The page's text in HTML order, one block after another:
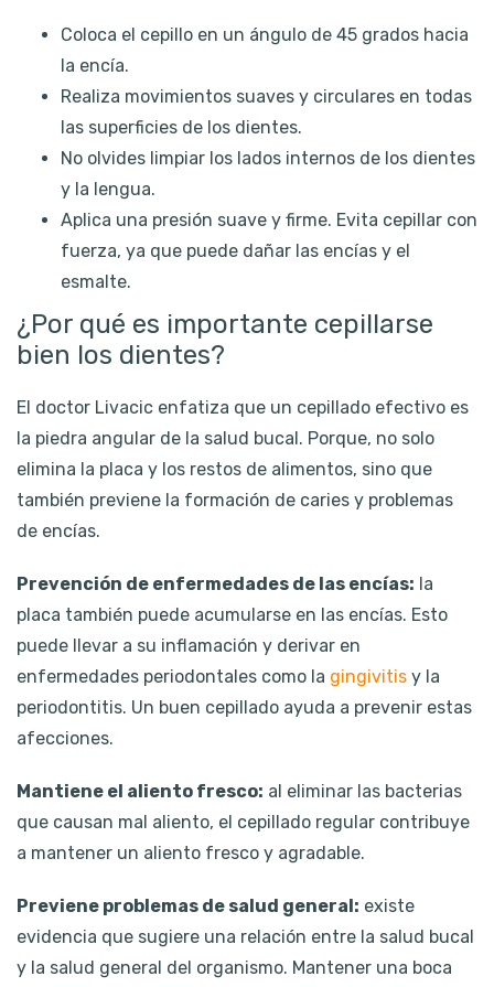
Coloca el cepillo en un ángulo de 45 grados hacia
la encía.
Realiza movimientos suaves y circulares en todas
las superficies de los dientes.
No olvides limpiar los lados internos de los dientes
y la lengua.
Aplica una presión suave y firme. Evita cepillar con
fuerza, ya que puede dañar las encías y el
esmalte.
¿Por qué es importante cepillarse
bien los dientes?
El doctor Livacic enfatiza que un cepillado efectivo es
la piedra angular de la salud bucal. Porque, no solo
elimina la placa y los restos de alimentos, sino que
también previene la formación de caries y problemas
de encías.
Prevención de enfermedades de las encías: la
placa también puede acumularse en las encías. Esto
puede llevar a su inflamación y derivar en
enfermedades periodontales como la gingivitis y la
periodontitis. Un buen cepillado ayuda a prevenir estas
afecciones.
Mantiene el aliento fresco: al eliminar las bacterias
que causan mal aliento, el cepillado regular contribuye
a mantener un aliento fresco y agradable.
Previene problemas de salud general: existe
evidencia que sugiere una relación entre la salud bucal
y la salud general del organismo. Mantener una boca